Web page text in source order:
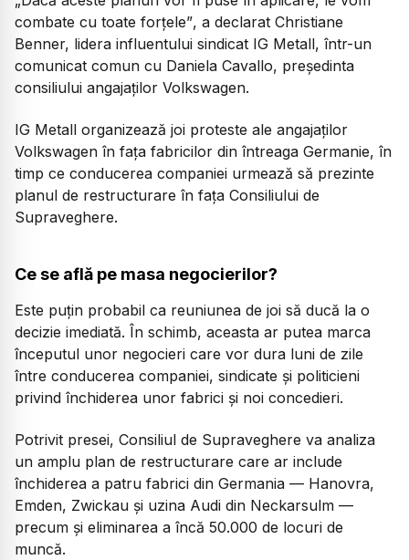
combate cu toate forțele”, a declarat Christiane
Benner, lidera influentului sindicat IG Metall, într-un
comunicat comun cu Daniela Cavallo, președinta
consiliului angajaților Volkswagen.
IG Metall organizează joi proteste ale angajaților
Volkswagen în fața fabricilor din întreaga Germanie, în
timp ce conducerea companiei urmează să prezinte
planul de restructurare în fața Consiliului de
Supraveghere.
Ce se află pe masa negocierilor?
Este puțin probabil ca reuniunea de joi să ducă la o
decizie imediată. În schimb, aceasta ar putea marca
începutul unor negocieri care vor dura luni de zile
între conducerea companiei, sindicate și politicieni
privind închiderea unor fabrici și noi concedieri.
Potrivit presei, Consiliul de Supraveghere va analiza
un amplu plan de restructurare care ar include
închiderea a patru fabrici din Germania — Hanovra,
Emden, Zwickau și uzina Audi din Neckarsulm —
precum și eliminarea a încă 50.000 de locuri de
muncă.